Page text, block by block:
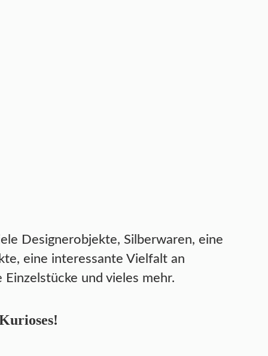
Designerobjekte, Silberwaren, eine
eine interessante Vielfalt an
und vieles mehr.